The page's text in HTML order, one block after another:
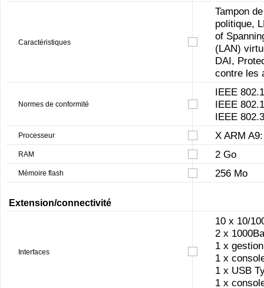
Caractéristiques
Tampon
politique,
of
(LAN)
DAI,
contre les
Normes de conformité
IEEE
IEEE
IEEE
Processeur X ARM
RAM 2 Go
Mémoire flash 256 Mo
Extension/connectivité
Interfaces
10 x 10/
2 x
1 x
1 x
1 x USB
1 x